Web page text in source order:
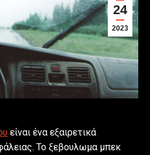
24
2023
είναι ένα εξαιρετικά
Το ξεβουλωμα μπεκ